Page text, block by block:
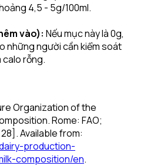
4,5 - 5g/100ml.
vào): Nếu mục này là 0g,
những người cần kiểm soát
rỗng.
Organization of the
Rome: FAO;
Available from:
production-
composition/en.